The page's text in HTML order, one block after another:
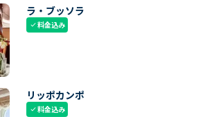
ラ・ブッソラ
check料金込み
リッポカンポ
check料金込み